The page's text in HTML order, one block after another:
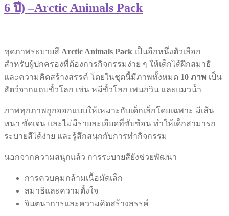
6 ปี) –Arctic Animals Pack
ชุดภาพระบายสี Arctic Animals Pack เป็นอีกหนึ่งตัวเลือก
สำหรับผู้ปกครองที่ต้องการกิจกรรมง่าย ๆ ให้เด็กได้ฝึกสมาธิ
และความคิดสร้างสรรค์ โดยในชุดนี้มีภาพทั้งหมด 10 ภาพ เป็น
สัตว์จากแถบขั้วโลก เช่น หมีขั้วโลก เพนกวิน และแมวน้ำ
ภาพทุกภาพถูกออกแบบให้เหมาะกับเด็กเล็กโดยเฉพาะ มีเส้น
หนา ชัดเจน และไม่มีรายละเอียดที่ซับซ้อน ทำให้เด็กสามารถ
ระบายสีได้ง่าย และรู้สึกสนุกกับการทำกิจกรรม
นอกจากความสนุกแล้ว การระบายสียังช่วยพัฒนา
การควบคุมกล้ามเนื้อมัดเล็ก
สมาธิและความตั้งใจ
จินตนาการและความคิดสร้างสรรค์